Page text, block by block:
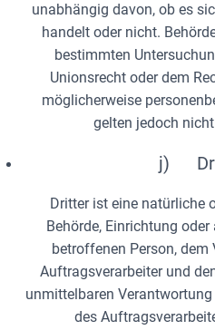
unabhängig davon, ob es
handelt oder nicht.
bestimmten
Unionsrecht oder dem
möglicherweise
gelten jedoch
j)
Dritter ist eine natürliche
Behörde, Einrichtung
betroffenen Person, dem
Auftragsverarbeiter und
unmittelbaren
des